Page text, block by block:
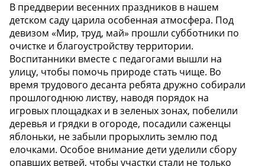
В преддверии весенних праздников в нашем
детском саду царила особенная атмосфера. Под
девизом «Мир, труд, май» прошли субботники по
очистке и благоустройству территории.
Воспитанники вместе с педагогами вышли на
улицу, чтобы помочь природе стать чище. Во
время трудового десанта ребята дружно собирали
прошлогоднюю листву, наводя порядок на
игровых площадках и в зеленых зонах, побелили
деревья и грядки в огороде, посадили саженцы
яблоньки, не забыли прорыхлить землю под
елочками. Особое внимание дети уделили сбору
опавших ветвей, чтобы участки стали не только